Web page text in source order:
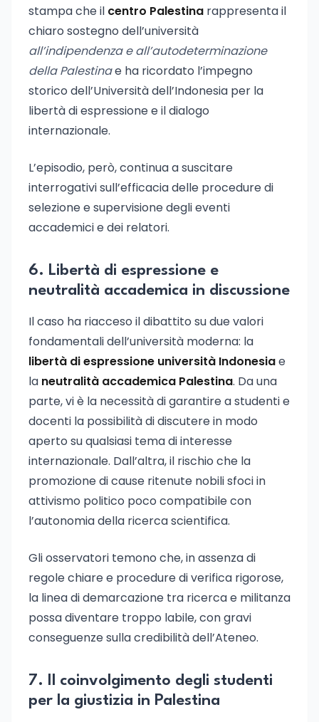
stampa che il centro Palestina rappresenta il
chiaro sostegno dell’università
all’indipendenza e all’autodeterminazione
della Palestinae ha ricordato l’impegno
storico dell’Università dell’Indonesia per la
libertà di espressione e il dialogo
internazionale.
L’episodio, però, continua a suscitare
interrogativi sull’efficacia delle procedure di
selezione e supervisione degli eventi
accademici e dei relatori.
6. Libertà di espressione e
neutralità accademica in discussione
Il caso ha riacceso il dibattito su due valori
fondamentali dell’università moderna: la
libertà di espressione università Indonesiae
la neutralità accademica Palestina. Da una
parte, vi è la necessità di garantire a studenti e
docenti la possibilità di discutere in modo
aperto su qualsiasi tema di interesse
internazionale. Dall’altra, il rischio che la
promozione di cause ritenute nobili sfoci in
attivismo politico poco compatibile con
l’autonomia della ricerca scientifica.
Gli osservatori temono che, in assenza di
regole chiare e procedure di verifica rigorose,
la linea di demarcazione tra ricerca e militanza
possa diventare troppo labile, con gravi
conseguenze sulla credibilità dell’Ateneo.
7. Il coinvolgimento degli studenti
per la giustizia in Palestina